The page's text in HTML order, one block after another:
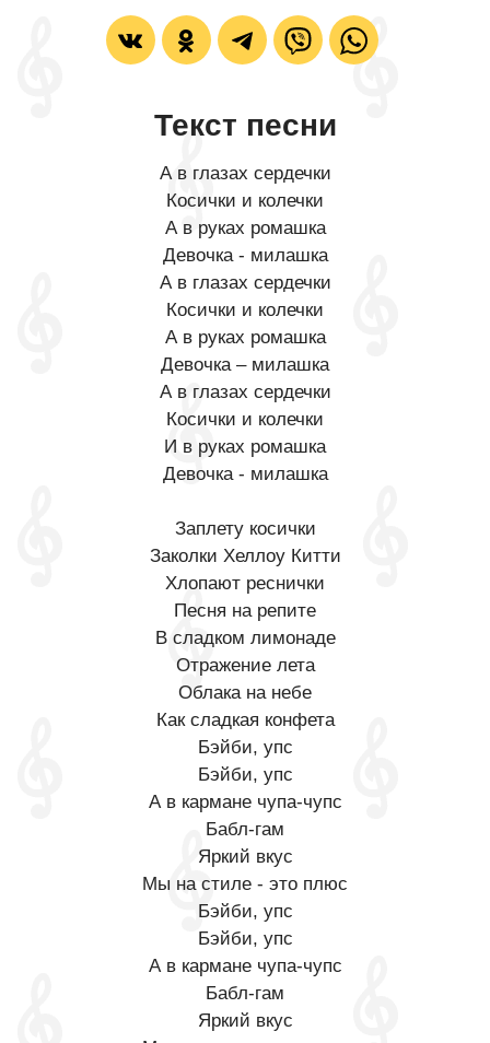
Текст песни
А в глазах сердечки
Косички и колечки
А в руках ромашка
Девочка - милашка
А в глазах сердечки
Косички и колечки
А в руках ромашка
Девочка – милашка
А в глазах сердечки
Косички и колечки
И в руках ромашка
Девочка - милашка
Заплету косички
Заколки Хеллоу Китти
Хлопают реснички
Песня на репите
В сладком лимонаде
Отражение лета
Облака на небе
Как сладкая конфета
Бэйби, упс
Бэйби, упс
А в кармане чупа-чупс
Бабл-гам
Яркий вкус
Мы на стиле - это плюс
Бэйби, упс
Бэйби, упс
А в кармане чупа-чупс
Бабл-гам
Яркий вкус